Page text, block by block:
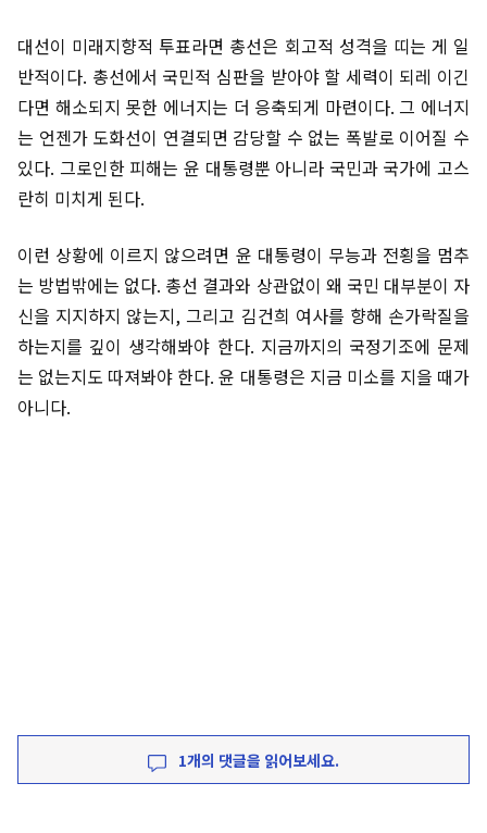
대선이 미래지향적 투표라면 총선은 회고적 성격을 띠는 게 일
반적이다. 총선에서 국민적 심판을 받아야 할 세력이 되레 이긴
다면 해소되지 못한 에너지는 더 응축되게 마련이다. 그 에너지
는 언젠가 도화선이 연결되면 감당할 수 없는 폭발로 이어질 수
있다. 그로인한 피해는 윤 대통령뿐 아니라 국민과 국가에 고스
란히 미치게 된다.
이런 상황에 이르지 않으려면 윤 대통령이 무능과 전횡을 멈추
는 방법밖에는 없다. 총선 결과와 상관없이 왜 국민 대부분이 자
신을 지지하지 않는지, 그리고 김건희 여사를 향해 손가락질을
하는지를 깊이 생각해봐야 한다. 지금까지의 국정기조에 문제
는 없는지도 따져봐야 한다. 윤 대통령은 지금 미소를 지을 때가
아니다.
1개의 댓글을 읽어보세요.